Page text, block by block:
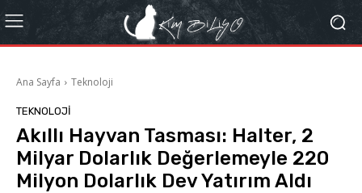
Ana Sayfa Teknoloji
TEKNOLOJI
Akıllı Hayvan Tasması: Halter, 2
Milyar Dolarlık Değerlemeyle 220
Milyon Dolarlık Dev Yatırım Aldı